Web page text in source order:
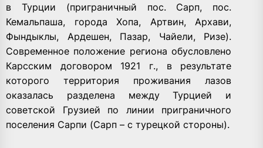
в Турции (приграничный пос. Сарп, пос.
Кемальпаша, города Хопа, Артвин, Архави,
Фындыклы, Ардешен, Пазар, Чайели, Ризе).
Современное положение региона обусловлено
Карсским договором 1921 г., в результате
которого территория проживания лазов
оказалась разделена между Турцией и
советской Грузией по линии приграничного
поселения Сарпи (Сарп – с турецкой стороны).